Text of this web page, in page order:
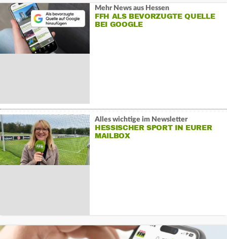
Mehr News aus Hessen
FFH ALS BEVORZUGTE QUELLE
BEI GOOGLE
Alles wichtige im Newsletter
HESSISCHER SPORT IN EURER
MAILBOX